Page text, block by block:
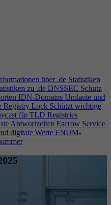
über .de Statistiken
zu .de DNSSEC Schutz
IDN-Domains Umlaute und
Registry Lock Schützt wichtige
für TLD Registries
Antwortzeiten Escrow Service
digitale Werte ENUM-